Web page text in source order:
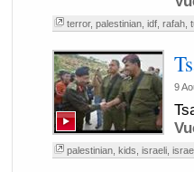
terror, palestinian, idf, rafah,
9
palestinian, kids israeli,